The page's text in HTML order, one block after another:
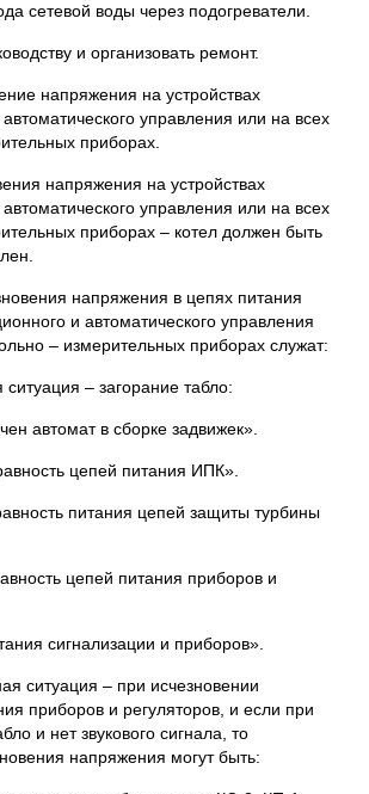
сетевой воды через подогреватели.
и организовать ремонт.
напряжения на устройствах
управления или на всех
приборах.
напряжения на устройствах
управления или на всех
приборах – котел должен быть
напряжения в цепях питания
и автоматического управления
– измерительных приборах служат:
– загорание табло:
в сборке задвижек».
цепей питания ИПК».
питания цепей защиты турбины
цепей питания приборов и
сигнализации и приборов».
– при исчезновении
приборов и регуляторов, и если при
и нет звукового сигнала, то
напряжения могут быть: